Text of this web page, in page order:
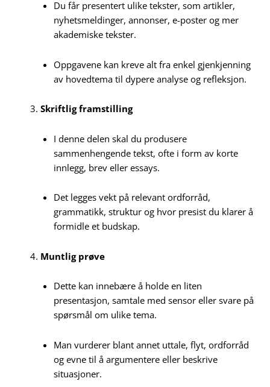
Du får presentert ulike tekster, som artikler,
nyhetsmeldinger, annonser, e-poster og mer
akademiske tekster.
Oppgavene kan kreve alt fra enkel gjenkjenning
av hovedtema til dypere analyse og refleksjon.
Skriftlig framstilling
I denne delen skal du produsere
sammenhengende tekst, ofte i form av korte
innlegg, brev eller essays.
Det legges vekt på relevant ordforråd,
grammatikk, struktur og hvor presist du klarer å
formidle et budskap.
Muntlig prøve
Dette kan innebære å holde en liten
presentasjon, samtale med sensor eller svare på
spørsmål om ulike tema.
Man vurderer blant annet uttale, flyt, ordforråd
og evne til å argumentere eller beskrive
situasjoner.